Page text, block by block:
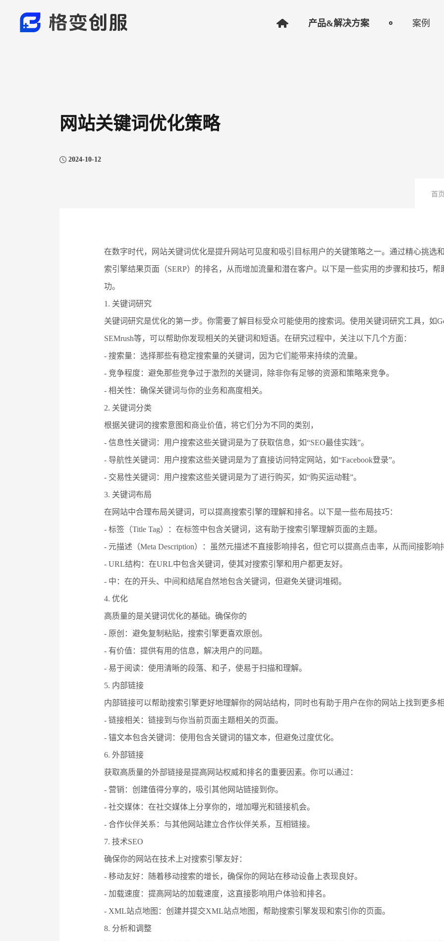
产品&解决方案 案例
网站关键词优化策略
2024-10-12
首
在数字时代，网站关键词优化是提升网站可见度和吸引目标用户的关键策略之一。通过精心挑选
索引擎结果页面（SERP）的排名，从而增加流量和潜在客户。以下是一些实用的步骤和技巧，
功。
1. 关键词研究
关键词研究是优化的第一步。你需要了解目标受众可能使用的搜索词。使用关键词研究工具，如
SEMrush等，可以帮助你发现相关的关键词和短语。在研究过程中，关注以下几个方面：
- 搜索量：选择那些有稳定搜索量的关键词，因为它们能带来持续的流量。
- 竞争程度：避免那些竞争过于激烈的关键词，除非你有足够的资源和策略来竞争。
- 相关性：确保关键词与你的业务和高度相关。
2. 关键词分类
根据关键词的搜索意图和商业价值，将它们分为不同的类别，
- 信息性关键词：用户搜索这些关键词是为了获取信息，如“SEO最佳实践”。
- 导航性关键词：用户搜索这些关键词是为了直接访问特定网站，如“Facebook登录”。
- 交易性关键词：用户搜索这些关键词是为了进行购买，如“购买运动鞋”。
3. 关键词布局
在网站中合理布局关键词，可以提高搜索引擎的理解和排名。以下是一些布局技巧：
- 标签（Title Tag）：在标签中包含关键词，这有助于搜索引擎理解页面的主题。
- 元描述（Meta Description）：虽然元描述不直接影响排名，但它可以提高点击率，从而间接影响
- URL结构：在URL中包含关键词，使其对搜索引擎和用户都更友好。
- 中：在的开头、中间和结尾自然地包含关键词，但避免关键词堆砌。
4. 优化
高质量的是关键词优化的基础。确保你的
- 原创：避免复制粘贴，搜索引擎更喜欢原创。
- 有价值：提供有用的信息，解决用户的问题。
- 易于阅读：使用清晰的段落、和子，使易于扫描和理解。
5. 内部链接
内部链接可以帮助搜索引擎更好地理解你的网站结构，同时也有助于用户在你的网站上找到更多
- 链接相关：链接到与你当前页面主题相关的页面。
- 锚文本包含关键词：使用包含关键词的锚文本，但避免过度优化。
6. 外部链接
获取高质量的外部链接是提高网站权威和排名的重要因素。你可以通过：
- 营销：创建值得分享的，吸引其他网站链接到你。
- 社交媒体：在社交媒体上分享你的，增加曝光和链接机会。
- 合作伙伴关系：与其他网站建立合作伙伴关系，互相链接。
7. 技术SEO
确保你的网站在技术上对搜索引擎友好：
- 移动友好：随着移动搜索的增长，确保你的网站在移动设备上表现良好。
- 加载速度：提高网站的加载速度，这直接影响用户体验和排名。
- XML站点地图：创建并提交XML站点地图，帮助搜索引擎发现和索引你的页面。
8. 分析和调整